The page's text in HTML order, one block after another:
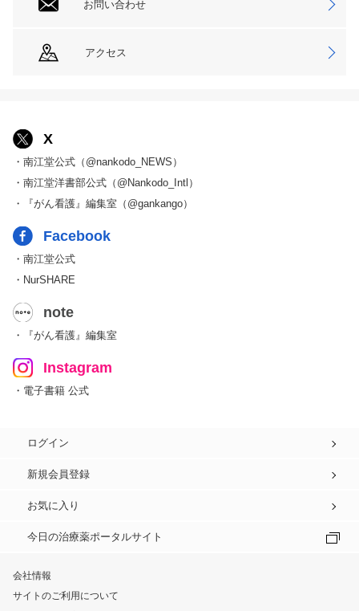
お問い合わせ
アクセス
X
・南江堂公式（@nankodo_NEWS）
・南江堂洋書部公式（@Nankodo_Intl）
・『がん看護』編集室（@gankango）
Facebook
・南江堂公式
・NurSHARE
note
・『がん看護』編集室
Instagram
・電子書籍 公式
ログイン
新規会員登録
お気に入り
今日の治療薬ポータルサイト
会社情報
サイトのご利用について